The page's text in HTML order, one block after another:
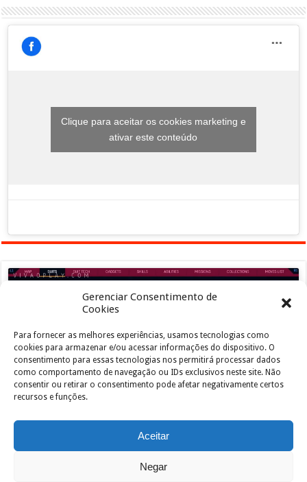
Gerenciar Consentimento de
Cookies
Para fornecer as melhores experiências, usamos tecnologias como
cookies para armazenar e/ou acessar informações do dispositivo. O
consentimento para essas tecnologias nos permitirá processar dados
como comportamento de navegação ou IDs exclusivos neste site. Não
consentir ou retirar o consentimento pode afetar negativamente certos
recursos e funções.
Aceitar
Negar
Clique para aceitar os cookies marketing e
ativar este conteúdo
Clique para aceitar os cookies marketing e
ativar este conteúdo